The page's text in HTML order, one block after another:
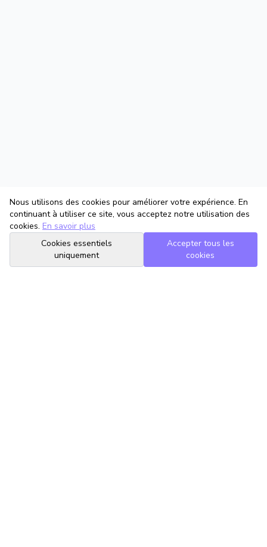
Nous utilisons des cookies pour améliorer votre expérience. En
continuant à utiliser ce site, vous acceptez notre utilisation des
cookies. En savoir plus
Cookies essentiels
uniquement
Accepter tous les
cookies